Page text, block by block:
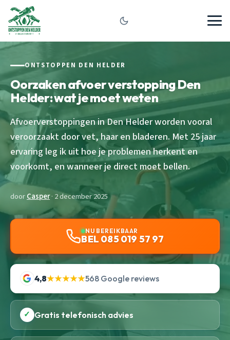
ONTSTOPPEN DEN HELDER
Oorzaken afvoer verstopping Den
Helder: wat je moet weten
Afvoerverstoppingen in Den Helder worden vooral
veroorzaakt door vet, haar en bladeren. Met 25 jaar
ervaring leg ik uit hoe je problemen herkent en
voorkomt, en wanneer je direct moet bellen.
doorCasper· 2 december 2025
NU BEREIKBAAR
BEL 085 019 57 97
4,8★★★★★568 Google reviews
✓ Gratis telefonisch advies